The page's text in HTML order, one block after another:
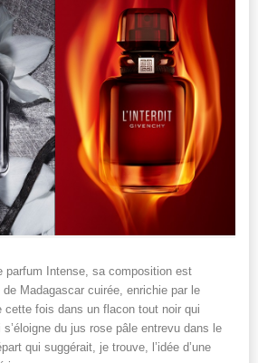
parfum Intense, sa composition est
Madagascar cuirée, enrichie par le
fois dans un flacon tout noir qui
du jus rose pâle entrevu dans le
qui suggérait, je trouve, l’idée d’une